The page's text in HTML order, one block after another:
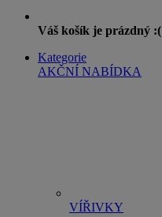
Váš košík je prázdný :(
Kategorie
AKČNÍ NABÍDKA
VÍŘIVKY